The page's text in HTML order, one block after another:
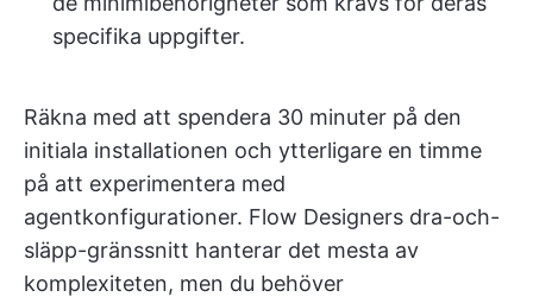
specifika uppgifter.
Räkna med att spendera 30 minuter på den
initiala installationen och ytterligare en timme
på att experimentera med
agentkonfigurationer. Flow Designers dra-och-
släpp-gränssnitt hanterar det mesta av
komplexiteten, men du behöver